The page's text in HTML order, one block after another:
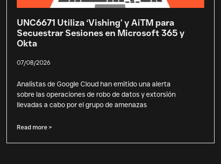
UNC6671 Utiliza ‘Vishing’ y AiTM para
Secuestrar Sesiones en Microsoft 365 y
Okta
07/08/2026
Analistas de Google Cloud han emitido una alerta
sobre las operaciones de robo de datos y extorsión
llevadas a cabo por el grupo de amenazas
Read more >